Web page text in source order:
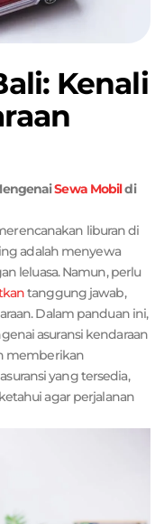
Kenali
Sewa Mobildi
liburan di
adalah menyewa
leluasa. Namun, perlu
tanggung jawab,
Dalam panduan ini,
asuransi kendaraan
memberikan
yang tersedia,
agar perjalanan